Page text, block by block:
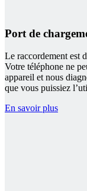
Port de
Le raccordement est
Votre téléphone ne
appareil et nous
que vous puissiez
En savoir plus